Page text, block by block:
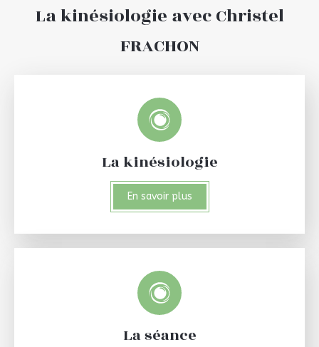
La kinésiologie avec Christel
FRACHON
La kinésiologie
En savoir plus
La séance